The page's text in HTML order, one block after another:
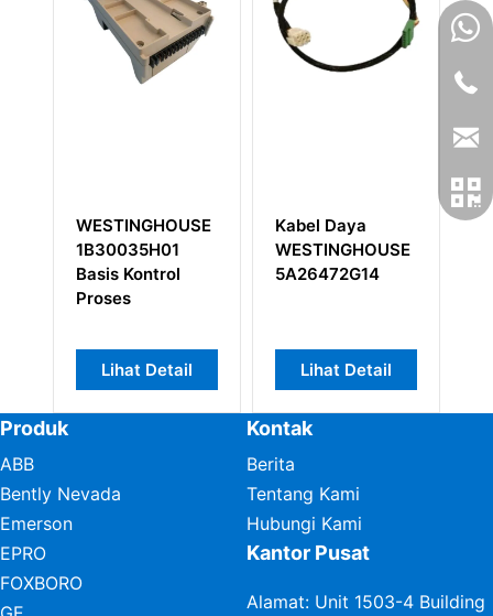
WESTINGHOUSE
1B30035H01
Basis Kontrol
Proses
Lihat Detail
Kabel Daya
WESTINGHOUSE
5A26472G14
Lihat Detail
Produk
ABB
Bently Nevada
Emerson
EPRO
FOXBORO
Kontak
Berita
Tentang Kami
Hubungi Kami
Kantor Pusat
Alamat: Unit 1503-4 Building